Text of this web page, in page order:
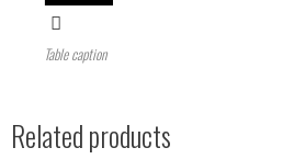
Table caption
Related products